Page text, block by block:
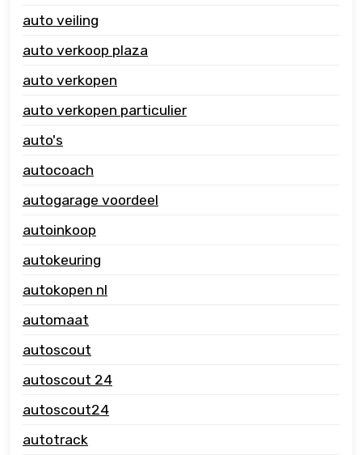
auto veiling
auto verkoop plaza
auto verkopen
auto verkopen particulier
auto's
autocoach
autogarage voordeel
autoinkoop
autokeuring
autokopen nl
automaat
autoscout
autoscout 24
autoscout24
autotrack